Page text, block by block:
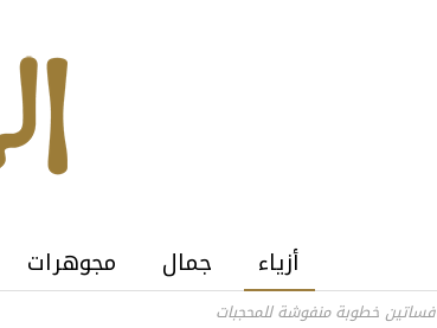
أزياء جمال مجوهرات
فساتين خطوبة منفوشة للمحجبات